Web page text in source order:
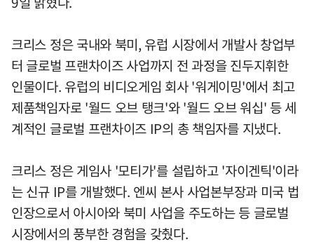
크리스 정은 국내와 북미, 유럽 시장에서 개발사 창업부
터 글로벌 프랜차이즈 사업까지 전 과정을 진두지휘한
인물이다. 유럽의 비디오게임 회사 '워게이밍'에서 최고
제품책임자로 '월드 오브 탱크'와 '월드 오브 워십' 등 세
계적인 글로벌 프랜차이즈 IP의 총 책임자를 지냈다.
크리스 정은 게임사 '모티가'를 설립하고 '자이겐틱'이라
는 신규 IP를 개발했다. 엔씨 본사 사업본부장과 미국 법
인장으로서 아시아와 북미 사업을 주도하는 등 글로벌
시장에서의 풍부한 경험을 갖췄다.